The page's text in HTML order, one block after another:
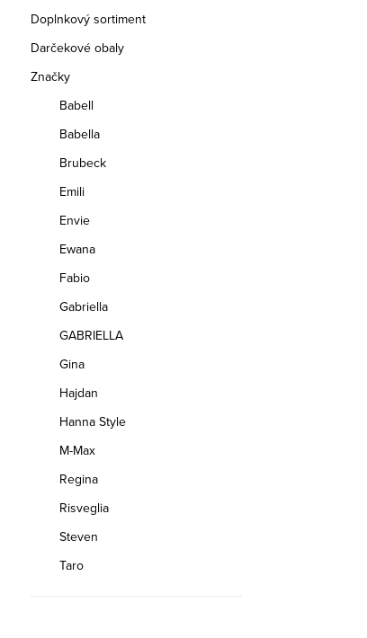
Doplnkový sortiment
Darčekové obaly
Značky
Babell
Babella
Brubeck
Emili
Envie
Ewana
Fabio
Gabriella
GABRIELLA
Gina
Hajdan
Hanna Style
M-Max
Regina
Risveglia
Steven
Taro